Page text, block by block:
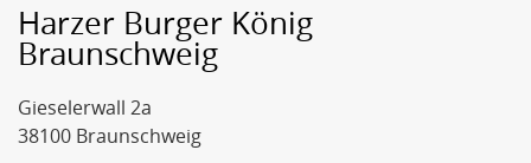
Harzer Burger König
Braunschweig
Gieselerwall 2a
38100 Braunschweig